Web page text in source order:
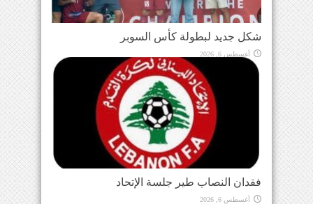
شكل جديد لبطولة كأس السوبر
أغسطس 6, 2026
فقدان النصاب طير جلسة الإتحاد
أغسطس 6, 2026